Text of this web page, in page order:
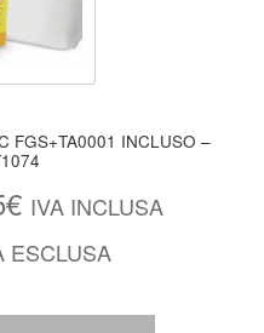
INCLUSO –
€ IVA INCLUSA
ESCLUSA